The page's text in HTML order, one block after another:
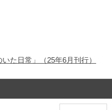
た日常」（25年6月刊行）